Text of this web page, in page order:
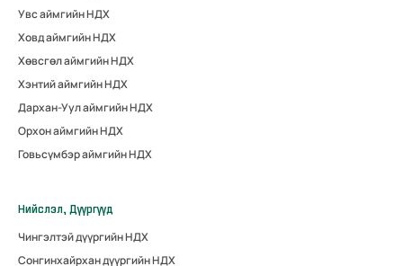
Увс аймгийн НДХ
Ховд аймгийн НДХ
Хөвсгөл аймгийн НДХ
Хэнтий аймгийн НДХ
Дархан-Уул аймгийн НДХ
Орхон аймгийн НДХ
Говьсүмбэр аймгийн НДХ
Нийслэл, Дүүргүүд
Чингэлтэй дүүргийн НДХ
Сонгинхайрхан дүүргийн НДХ